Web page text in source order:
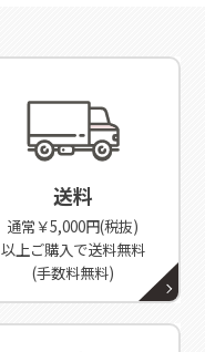
送料
通常￥5,000円(税抜)
以上ご購入で送料無料
(手数料無料)